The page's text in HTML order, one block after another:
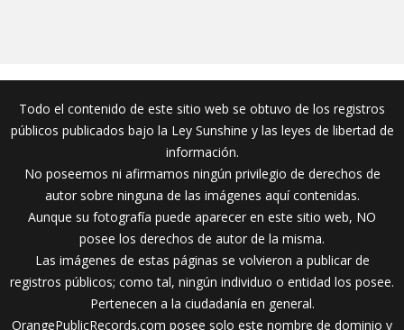
Todo el contenido de este sitio web se obtuvo de los registros
públicos publicados bajo la Ley Sunshine y las leyes de libertad de
información.
No poseemos ni afirmamos ningún privilegio de derechos de
autor sobre ninguna de las imágenes aquí contenidas.
Aunque su fotografía puede aparecer en este sitio web, NO
posee los derechos de autor de la misma.
Las imágenes de estas páginas se volvieron a publicar de
registros públicos; como tal, ningún individuo o entidad los posee.
Pertenecen a la ciudadanía en general.
OrangePublicRecords.com posee solo este nombre de dominio y